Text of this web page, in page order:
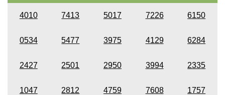
4010 7413 5017 7226 6150
0534 5477 3975 4129 6284
2427 2501 2950 3994 2335
1047 2812 4759 7608 1757